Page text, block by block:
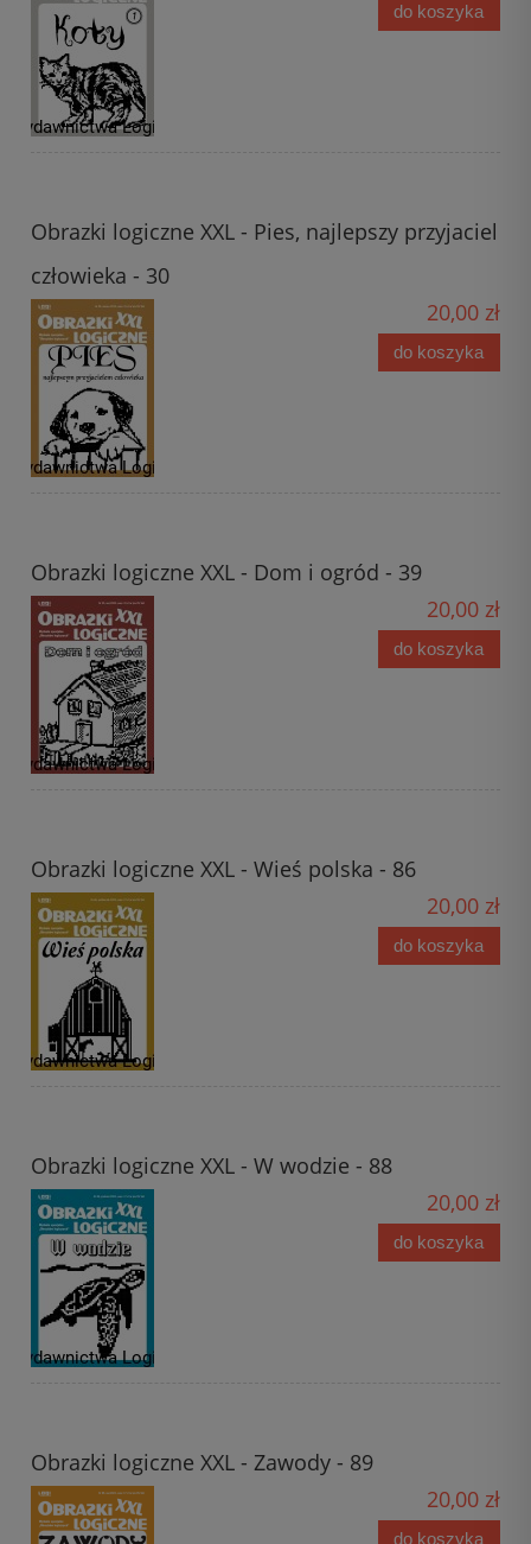
do koszyka
Obrazki logiczne XXL - Pies, najlepszy przyjaciel
człowieka - 30
20,00 zł
do koszyka
Obrazki logiczne XXL - Dom i ogród - 39
20,00 zł
do koszyka
Obrazki logiczne XXL - Wieś polska - 86
20,00 zł
do koszyka
Obrazki logiczne XXL - W wodzie - 88
20,00 zł
do koszyka
Obrazki logiczne XXL - Zawody - 89
20,00 zł
do koszyka